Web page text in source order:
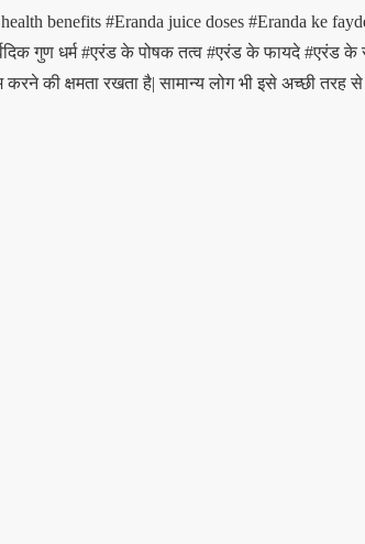
benefits #Eranda juice doses #Eranda ke
गुण धर्म#एरंड के पोषक तत्व #एरंड के फायदे#एरंड के
की क्षमता रखता है| सामान्य लोग भी इसे अच्छी तरह